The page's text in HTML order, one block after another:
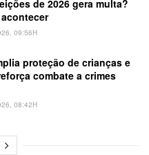
de 2026 gera multa?
09:56H
proteção de crianças e
combate a crimes
08:42H